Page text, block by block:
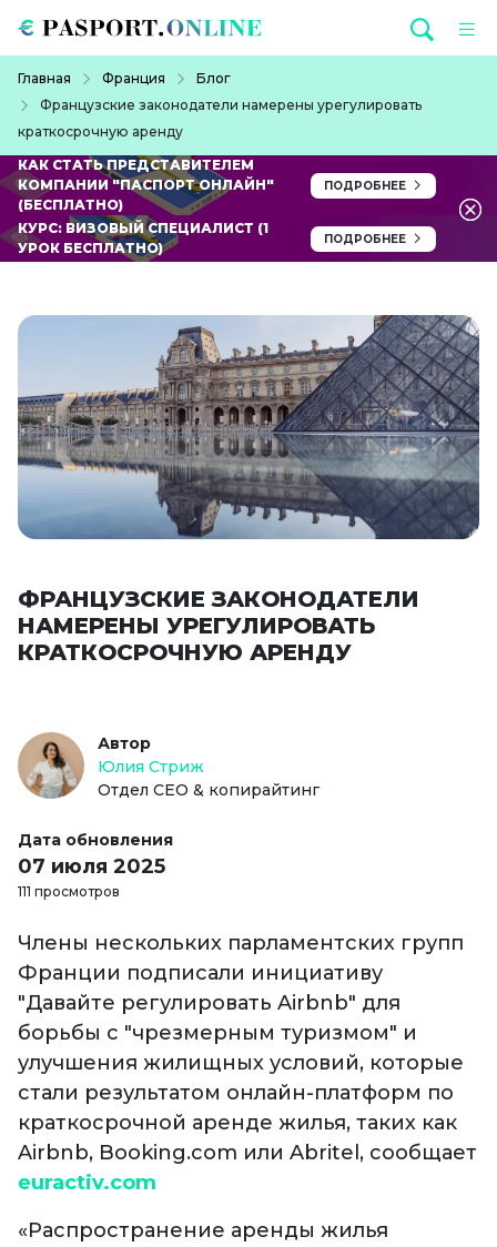
Главная Франция
Блог
Французские законодатели намерены урегулировать
краткосрочную аренду
КАК СТАТЬ ПРЕДСТАВИТЕЛЕМ
КОМПАНИИ "ПАСПОРТ ОНЛАЙН"
(БЕСПЛАТНО)
ПОДРОБНЕЕ
КУРС: ВИЗОВЫЙ СПЕЦИАЛИСТ (1
УРОК БЕСПЛАТНО)
ПОДРОБНЕЕ
ФРАНЦУЗСКИЕ ЗАКОНОДАТЕЛИ
НАМЕРЕНЫ УРЕГУЛИРОВАТЬ
КРАТКОСРОЧНУЮ АРЕНДУ
Автор
Юлия Стриж
Отдел СЕО & копирайтинг
Дата обновления
07 июля 2025
111 просмотров
Члены нескольких парламентских групп
Франции подписали инициативу
"Давайте регулировать Airbnb" для
борьбы с "чрезмерным туризмом" и
улучшения жилищных условий, которые
стали результатом онлайн-платформ по
краткосрочной аренде жилья, таких как
Airbnb, Booking.com или Abritel, сообщает
euractiv.com
«Распространение аренды жилья